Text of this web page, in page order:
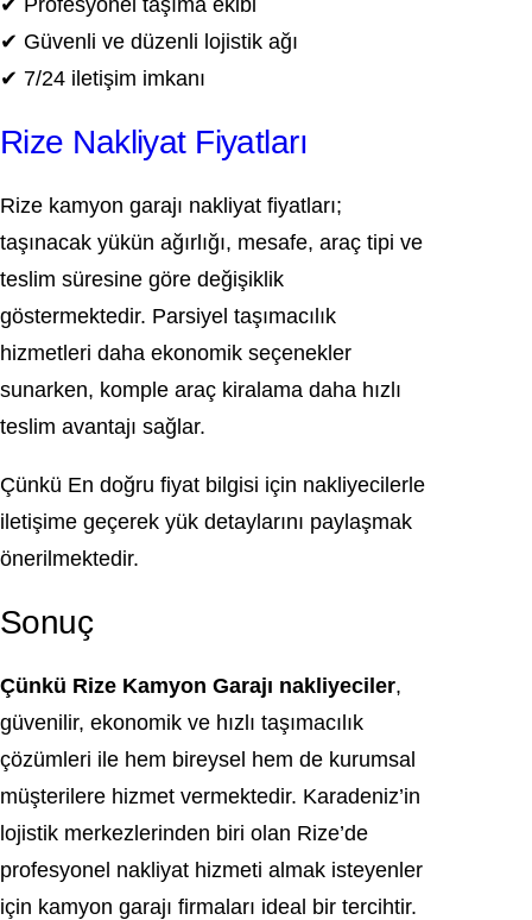
✔ Profesyonel taşıma ekibi
✔ Güvenli ve düzenli lojistik ağı
✔ 7/24 iletişim imkanı
Rize Nakliyat Fiyatları
Rize kamyon garajı nakliyat fiyatları;
taşınacak yükün ağırlığı, mesafe, araç tipi ve
teslim süresine göre değişiklik
göstermektedir. Parsiyel taşımacılık
hizmetleri daha ekonomik seçenekler
sunarken, komple araç kiralama daha hızlı
teslim avantajı sağlar.
Çünkü En doğru fiyat bilgisi için nakliyecilerle
iletişime geçerek yük detaylarını paylaşmak
önerilmektedir.
Sonuç
Çünkü Rize Kamyon Garajı nakliyeciler,
güvenilir, ekonomik ve hızlı taşımacılık
çözümleri ile hem bireysel hem de kurumsal
müşterilere hizmet vermektedir. Karadeniz’in
lojistik merkezlerinden biri olan Rize’de
profesyonel nakliyat hizmeti almak isteyenler
için kamyon garajı firmaları ideal bir tercihtir.